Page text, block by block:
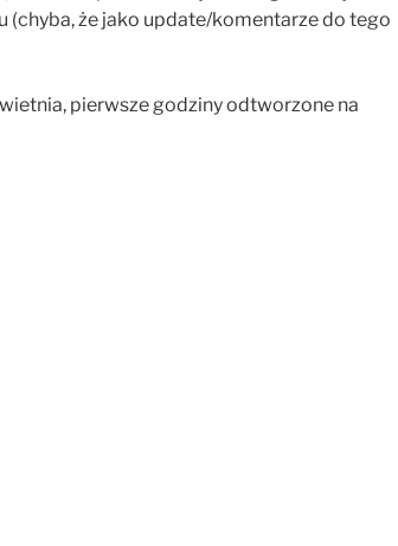
(chyba, że jako update/komentarze do tego
pierwsze godziny odtworzone na